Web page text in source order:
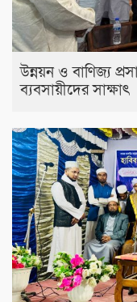
উন্নয়ন ও বাণিজ্য
ব্যবসায়ীদের সাক্ষাৎ